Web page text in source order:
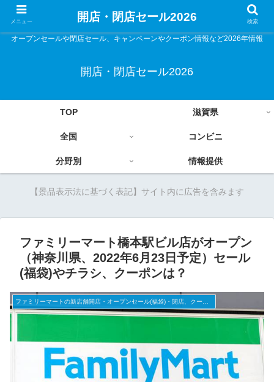
オープンセールや閉店セール、キャンペーンやクーポン情報など2026年情報
開店・閉店セール2026
TOP 滋賀県
全国 コンビニ
分野別 情報提供
【景品表示法に基づく表記】サイト内に広告を含みます
ファミリーマート橋本駅ビル店がオープン
（神奈川県、2022年6月23日予定）セール
(福袋)やチラシ、クーポンは？
メニュー 開店・閉店セール2026 検索